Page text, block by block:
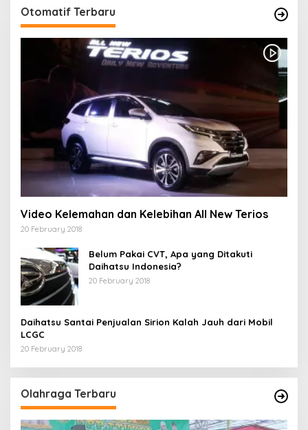
Otomatif Terbaru
Video Kelemahan dan Kelebihan All New Terios
20 February 2018
Belum Pakai CVT, Apa yang Ditakuti
Daihatsu Indonesia?
20 February 2018
Daihatsu Santai Penjualan Sirion Kalah Jauh dari Mobil
LCGC
20 February 2018
Olahraga Terbaru